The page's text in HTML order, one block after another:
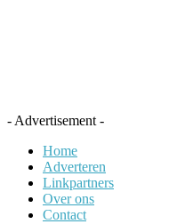
- Advertisement -
Home
Adverteren
Linkpartners
Over ons
Contact